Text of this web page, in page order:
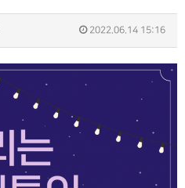
2022.06.14 15:16